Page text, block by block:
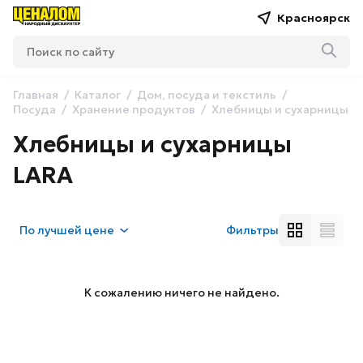
Красноярск
Главная Каталог
Дом, посуда и текстиль
Посуда
Хранение продуктов Хлебницы и сухарницы
Хлебницы и сухарницы
LARA
Получшей цене Фильтры
К сожалению ничего не найдено.